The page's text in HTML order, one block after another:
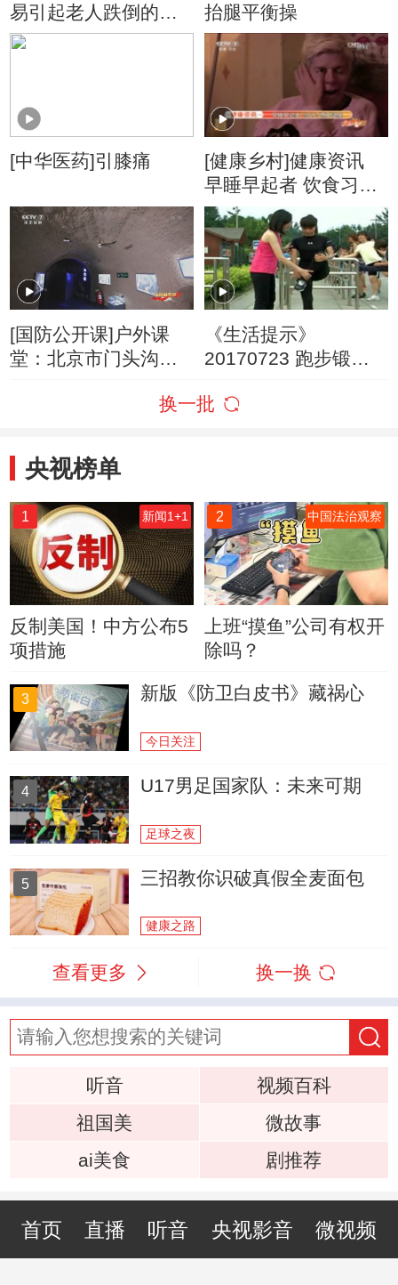
易引起老人跌倒的家
具因素
抬腿平衡操
[中华医药]引膝痛
[健康乡村]健康资讯
早睡早起者 饮食习惯
更健康
[国防公开课]户外课
堂：北京市门头沟区
《生活提示》
20170723 跑步锻炼
换一批
央视榜单
1 新闻1+1
反制美国！中方公布5
项措施
2 中国法治观察
上班“摸鱼”公司有权开
除吗？
3 新版《防卫白皮书》藏祸心
今日关注
4 U17男足国家队：未来可期
足球之夜
5 三招教你识破真假全麦面包
健康之路
查看更多 换一换
听音
视频百科
祖国美
微故事
ai美食
剧推荐
首页 直播 听音 央视影音 微视频